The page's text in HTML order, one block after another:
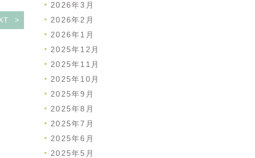
2026年3月
2026年2月
2026年1月
2025年12月
2025年11月
2025年10月
2025年9月
2025年8月
2025年7月
2025年6月
2025年5月